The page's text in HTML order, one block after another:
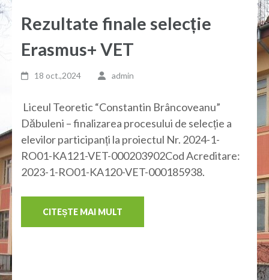
Rezultate finale selecție
Erasmus+ VET
18 oct.,2024 admin
Liceul Teoretic “Constantin Brâncoveanu”
Dăbuleni – finalizarea procesului de selecție a
elevilor participanți la proiectul Nr. 2024-1-
RO01-KA121-VET-000203902Cod Acreditare:
2023-1-RO01-KA120-VET-000185938.
CITEȘTE MAI MULT